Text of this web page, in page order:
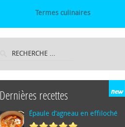
Termes culinaires
Dernières recettes
Épaule d’agneau en effiloché